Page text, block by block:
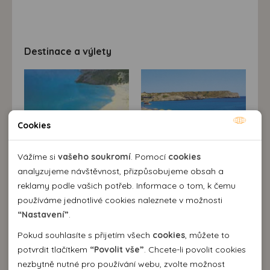
Destinace a výlety
Popis destinace
Klidné letovisko na východním pobřeží ostrova
(Řecko), ideálně položené mezi dvěma skvosty historie
- hlavním městem Rhodem a čarokrásným Lindem - leží
u jedné z nejpůvabnějších pláží ostrova s modrou
vlajkou za čistotu a krásu pláže. Do letoviska se
dostanete nádhernou, několikakilometrovou alejí
Cookies
Vážíme si vašeho soukromí. Pomocí cookies
analyzujeme návštěvnost, přizpůsobujeme obsah a
reklamy podle vašich potřeb. Informace o tom, k čemu
používáme jednotlivé cookies naleznete v možnosti
“Nastavení”.
Pokud souhlasíte s přijetím všech cookies, můžete to
potvrdit tlačítkem “Povolit vše”. Chcete-li povolit cookies
nezbytně nutné pro používání webu, zvolte možnost
Nutné cookies pomáhají, aby byla webová stránka
použitelná tak, že umožní základní funkce jako navigace
stránky a přístup k zabezpečeným sekcím webové stránky.
Webová stránka nemůže správně fungovat bez těchto
cookies.
Analytické cookies
Pomocí analytických cookies můžeme měřit návštěvnost